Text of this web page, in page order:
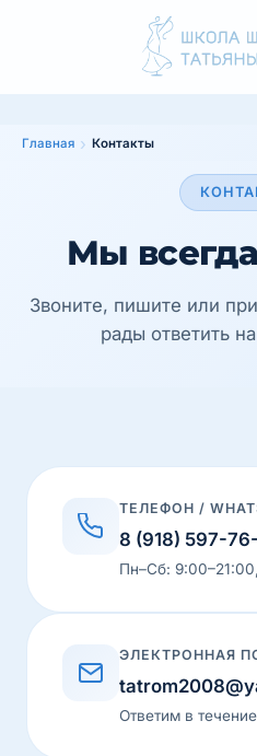
Главная Контакты
Мы
Звоните, пишите или
рады ответить
ТЕЛЕФОН /
8 (918) 597-
Пн–Сб:
ЭЛЕКТРОННАЯ
Ответим в